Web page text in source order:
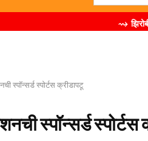
⇝ झिरोबीने केली
स्पॉन्सर्ड स्पोर्टस क्रीडापटू
स्पॉन्सर्ड स्पोर्टस